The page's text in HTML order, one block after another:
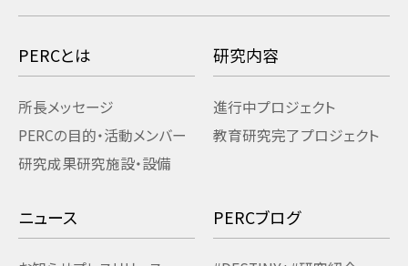
PERCとは
所長メッセージ
PERCの目的・活動メンバー
研究成果研究施設・設備
研究内容
進行中プロジェクト
教育研究完了プロジェクト
ニュース PERCブログ